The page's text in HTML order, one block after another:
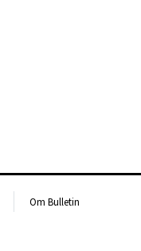
Om Bulletin